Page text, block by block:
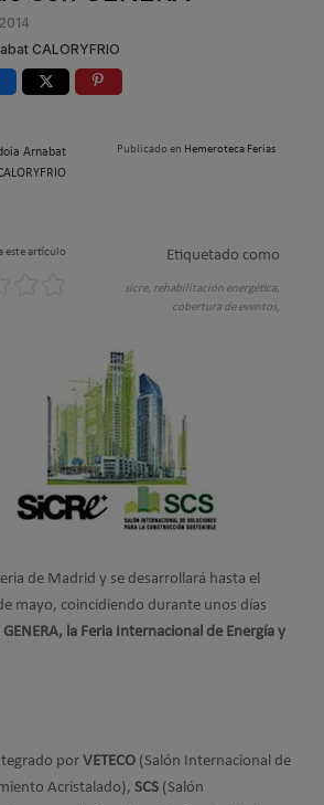
CALORYFRIO
Arnabat
Publicado en Hemeroteca Ferias
este artículo
Etiquetado como
sicre, rehabilitación energética,
cobertura de eventos,
de Madrid y se desarrollará hasta el
mayo, coincidiendo durante unos días
GENERA, la Feria Internacional de Energía y
por VETECO (Salón Internacional de
Acristalado), SCS (Salón